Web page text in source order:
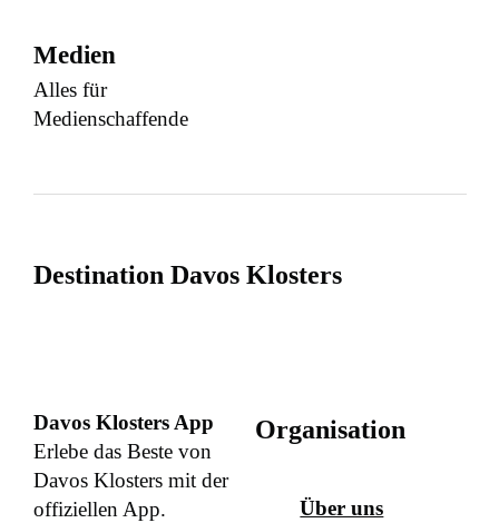
Medien
Alles für
Medienschaffende
Destination Davos Klosters
Davos Klosters App
Erlebe das Beste von
Davos Klosters mit der
offiziellen App.
Organisation
Über uns